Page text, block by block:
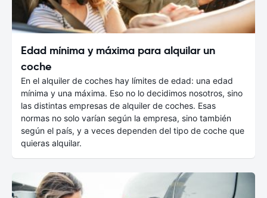
Edad mínima y máxima para alquilar un
coche
En el alquiler de coches hay límites de edad: una edad
mínima y una máxima. Eso no lo decidimos nosotros, sino
las distintas empresas de alquiler de coches. Esas
normas no solo varían según la empresa, sino también
según el país, y a veces dependen del tipo de coche que
quieras alquilar.